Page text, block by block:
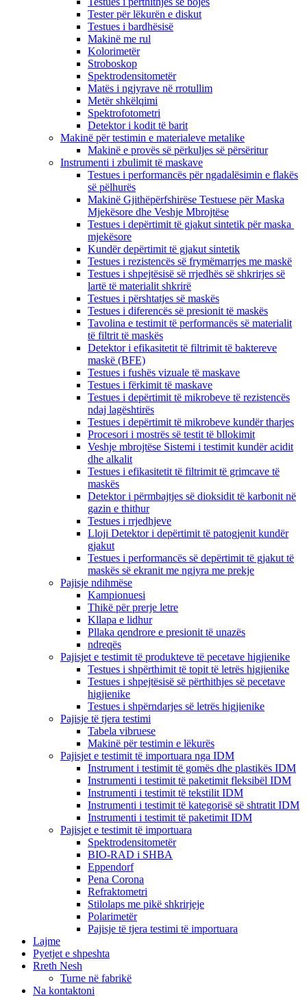
Tester për lëkurën e diskut
Testues i bardhësisë
Makinë me rul
Kolorimetër
Stroboskop
Spektrodensitometër
Matës i ngjyrave në rrotullim
Metër shkëlqimi
Spektrofotometri
Detektor i kodit të barit
Makinë për testimin e materialeve metalike
Makinë e provës së përkuljes së përsëritur
Instrumenti i zbulimit të maskave
Testues i performancës për ngadalësimin e flakës
së pëlhurës
Makinë Gjithëpërfshirëse Testuese për Maska
Mjekësore dhe Veshje Mbrojtëse
Testues i depërtimit të gjakut sintetik për maska ​​
mjekësore
Kundër depërtimit të gjakut sintetik
Testues i rezistencës së frymëmarrjes me maskë
Testues i shpejtësisë së rrjedhës së shkrirjes së
lartë të materialit shkrirë
Testues i përshtatjes së maskës
Testues i diferencës së presionit të maskës
Tavolina e testimit të performancës së materialit
të filtrit të maskës
Detektor i efikasitetit të filtrimit të baktereve
maskë (BFE)
Testues i fushës vizuale të maskave
Testues i fërkimit të maskave
Testues i depërtimit të mikrobeve të rezistencës
ndaj lagështirës
Testues i depërtimit të mikrobeve kundër tharjes
Procesori i mostrës së testit të bllokimit
Veshje mbrojtëse Sistemi i testimit kundër acidit
dhe alkalit
Testues i efikasitetit të filtrimit të grimcave të
maskës
Detektor i përmbajtjes së dioksidit të karbonit në
gazin e thithur
Testues i rrjedhjeve
Lloji Detektor i depërtimit të patogjenit kundër
gjakut
Testues i performancës së depërtimit të gjakut të
maskës së ekranit me ngjyra me prekje
Pajisje ndihmëse
Kampionuesi
Thikë për prerje letre
Kllapa e lidhur
Pllaka qendrore e presionit të unazës
ndreqës
Pajisjet e testimit të produkteve të pecetave higjienike
Testues i shpërthimit të topit të letrës higjienike
Testues i shpejtësisë së përthithjes së pecetave
higjienike
Testues i shpërndarjes së letrës higjienike
Pajisje të tjera testimi
Tabela vibruese
Makinë për testimin e lëkurës
Pajisjet e testimit të importuara nga IDM
Instrument i testimit të gomës dhe plastikës IDM
Instrumenti i testimit të paketimit fleksibël IDM
Instrumenti i testimit të tekstilit IDM
Instrumenti i testimit të kategorisë së shtratit IDM
Instrumenti i testimit të paketimit IDM
Pajisjet e testimit të importuara
Spektrodensitometër
BIO-RAD i SHBA
Eppendorf
Pena Corona
Refraktometri
Stilolaps me pikë shkrirjeje
Polarimetër
Pajisje të tjera testimi të importuara
Lajme
Pyetjet e shpeshta
Rreth Nesh
Turne në fabrikë
Na kontaktoni